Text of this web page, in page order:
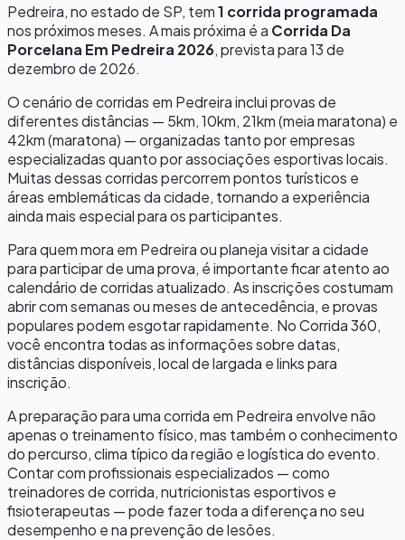
Pedreira, no estado de SP, tem1 corrida programada
nos próximos meses. A mais próxima é a Corrida Da
Porcelana Em Pedreira 2026, prevista para13 de
dezembro de 2026.
O cenário de corridas em Pedreirainclui provas de
diferentes distâncias — 5km, 10km, 21km (meia maratona) e
42km (maratona) — organizadas tanto por empresas
especializadas quanto por associações esportivas locais.
Muitas dessas corridas percorrem pontos turísticos e
áreas emblemáticas da cidade, tornando a experiência
ainda mais especial para os participantes.
Para quem mora em Pedreiraou planeja visitar a cidade
para participar de uma prova, é importante ficar atento ao
calendário de corridas atualizado. As inscrições costumam
abrir com semanas ou meses de antecedência, e provas
populares podem esgotar rapidamente. No Corrida 360,
você encontra todas as informações sobre datas,
distâncias disponíveis, local de largada e links para
inscrição.
A preparação para uma corrida em Pedreira envolve não
apenas o treinamento físico, mas também o conhecimento
do percurso, clima típico da região e logística do evento.
Contar com profissionais especializados — como
treinadores de corrida, nutricionistas esportivos e
fisioterapeutas — pode fazer toda a diferença no seu
desempenho e na prevenção de lesões.